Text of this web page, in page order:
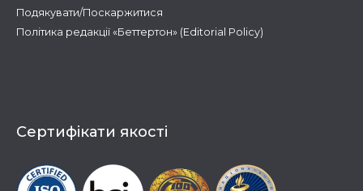
Подякувати/Поскаржитися
Політика редакції «Беттертон» (Editorial Policy)
Сертифікати якості